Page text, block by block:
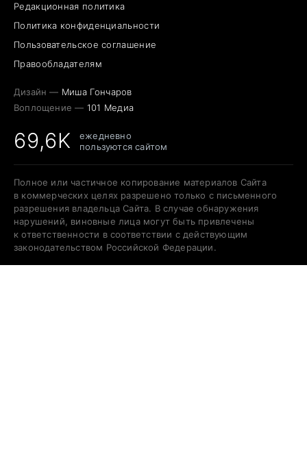
Редакционная политика
Политика конфиденциальности
Пользовательское соглашение
Правообладателям
Дизайн — Миша Гончаров
Воплощение — 101 Медиа
69,6K
ежедневно
пользуются сайтом
Полное или частичное копирование материалов Сайта
в коммерческих целях разрешено только с письменного
разрешения владельца Сайта. В случае обнаружения
нарушений, виновные лица могут быть привлечены
к ответственности в соответствии с действующим
законодательством Российской Федерации.